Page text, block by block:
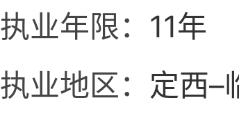
执业年限： 11年
执业地区： 定西–